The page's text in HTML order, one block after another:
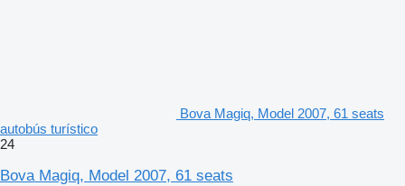
Bova Magiq, Model 2007, 61 seats
autobús turístico
24
Bova Magiq, Model 2007, 61 seats